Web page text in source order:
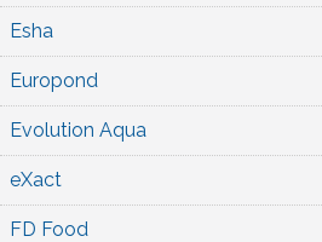
Esha
Europond
Evolution Aqua
eXact
FD Food